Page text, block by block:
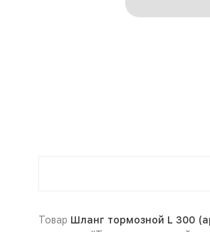
Товар Шланг тормозной L 300